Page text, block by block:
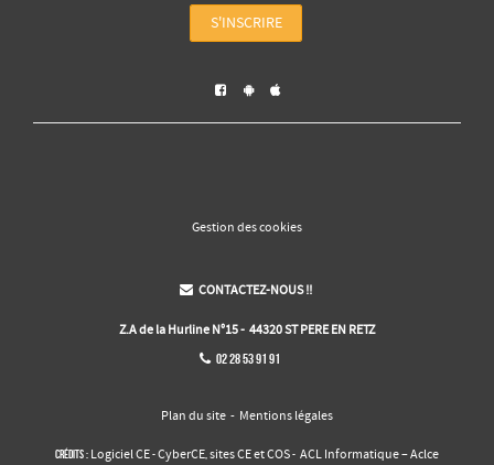
S'INSCRIRE
  
Gestion des cookies
 CONTACTEZ-NOUS !!
Z.A de la Hurline N°15 - 44320 ST PERE EN RETZ
 02 28 53 91 91
Plan du site - Mentions légales
Crédits : Logiciel CE-CyberCE sites CE et COS- ACL Informatique – Aclce